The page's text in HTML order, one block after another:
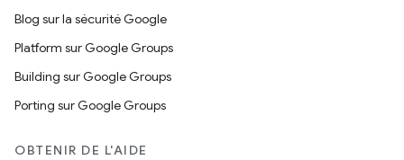
Blog sur la sécurité Google
Platform sur Google Groups
Building sur Google Groups
Porting sur Google Groups
OBTENIR DE L'AIDE